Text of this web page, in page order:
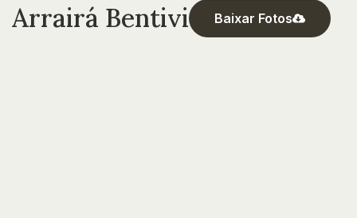
Arrairá Bentivi Baixar Fotos